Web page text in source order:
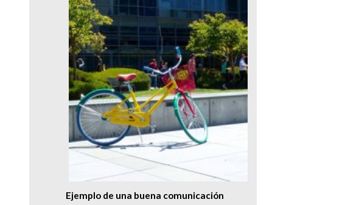
Ejemplo de una buena comunicación